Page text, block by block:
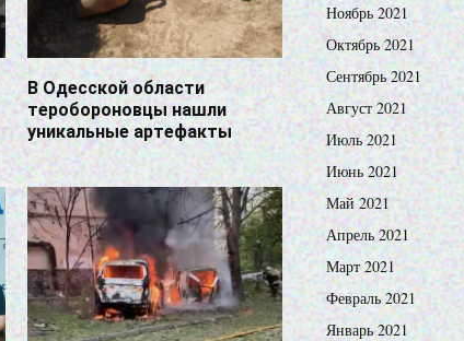
В Одесской области
теробороновцы нашли
уникальные артефакты
Ноябрь 2021
Октябрь 2021
Сентябрь 2021
Август 2021
Июль 2021
Июнь 2021
Май 2021
Апрель 2021
Март 2021
Февраль 2021
Январь 2021